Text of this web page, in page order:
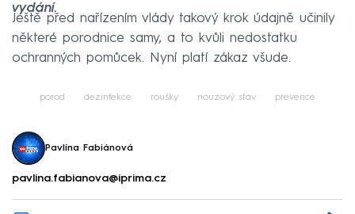
vydání.
Ještě před nařízením vlády takový krok údajně učinily
některé porodnice samy, a to kvůli nedostatku
ochranných pomůcek. Nyní platí zákaz všude.
porod dezinfekce roušky nouzový stav prevence
Pavlína Fabiánová
pavlina.fabianova@iprima.cz